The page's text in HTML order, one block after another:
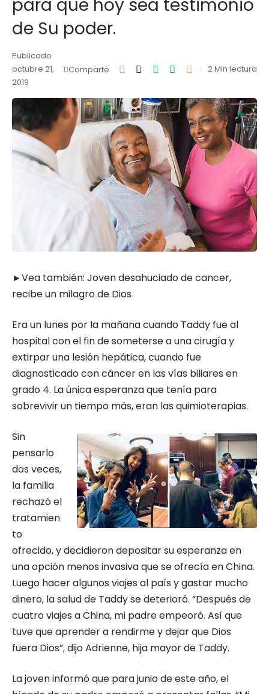
para que hoy sea testimonio
de Su poder.
Publicado
octubre 21,
2019
Comparte 2 Min lectura
►Vea también: Joven desahuciado de cancer,
recibe un milagro de Dios
Era un lunes por la mañana cuando Taddy fue al
hospital con el fin de someterse a una cirugía y
extirpar una lesión hepática, cuando fue
diagnosticado con cáncer en las vías biliares en
grado 4. La única esperanza que tenía para
sobrevivir un tiempo más, eran las quimioterapias.
Sin
pensarlo
dos veces,
la familia
rechazó el
tratamien
to
ofrecido, y decidieron depositar su esperanza en
una opción menos invasiva que se ofrecía en China.
Luego hacer algunos viajes al país y gastar mucho
dinero, la salud de Taddy se deterioró. “Después de
cuatro viajes a China, mi padre empeoró. Así que
tuve que aprender a rendirme y dejar que Dios
fuera Dios”, dijo Adrienne, hija mayor de Taddy.
La joven informó que para junio de este año, el